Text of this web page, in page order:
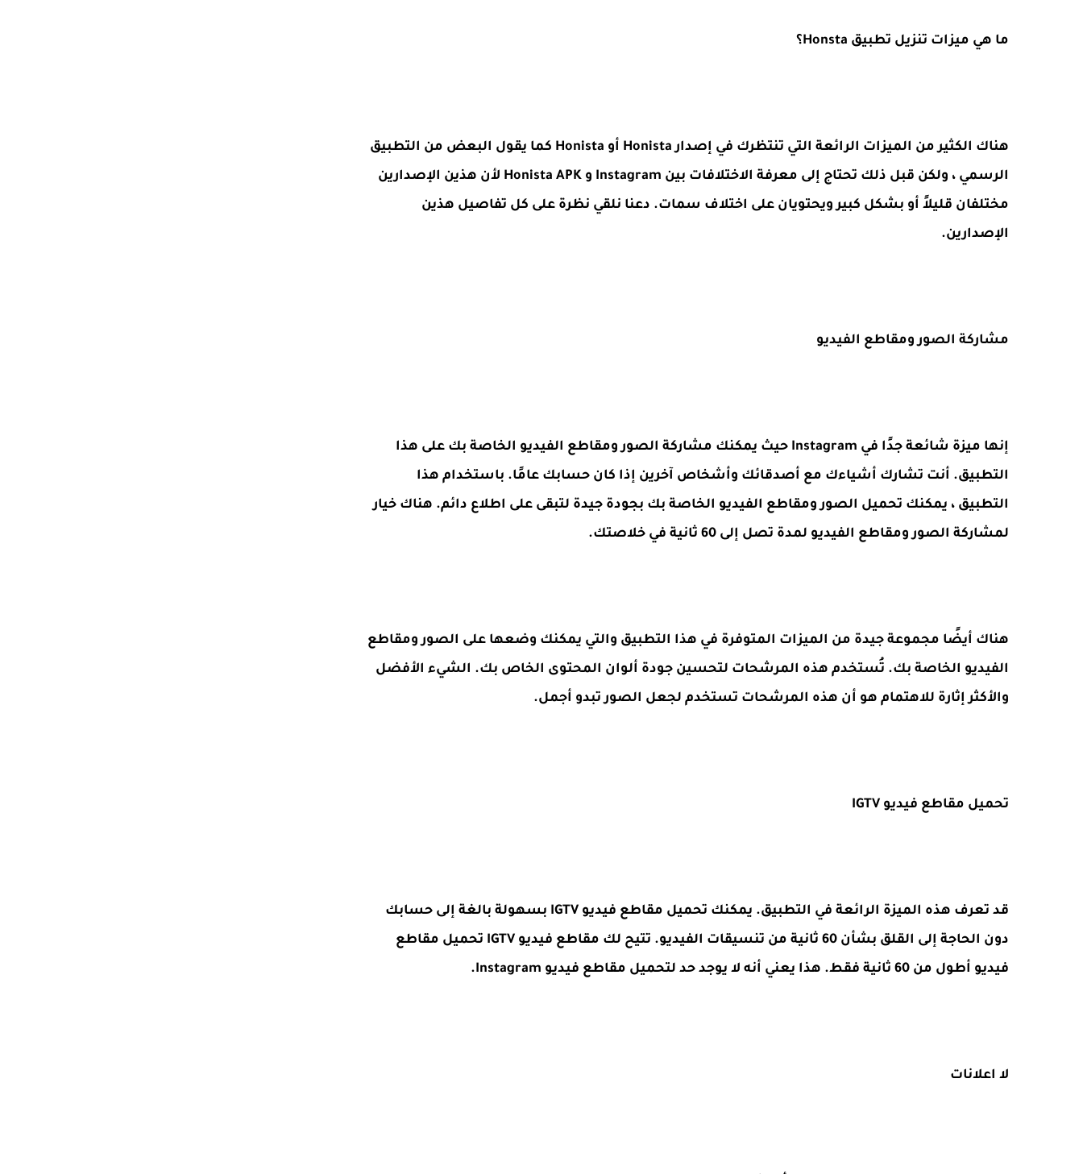
ما هي ميزات تنزيل تطبيق Honsta؟
هناك الكثير من الميزات الرائعة التي تنتظرك في إصدار Honista أو Honista كما يقول البعض من التطبيق
الرسمي ، ولكن قبل ذلك تحتاج إلى معرفة الاختلافات بين Instagram و Honista APK لأن هذين الإصدارين
مختلفان قليلاً أو بشكل كبير ويحتويان على اختلاف سمات. دعنا نلقي نظرة على كل تفاصيل هذين
الإصدارين.
مشاركة الصور ومقاطع الفيديو
إنها ميزة شائعة جدًا في Instagram حيث يمكنك مشاركة الصور ومقاطع الفيديو الخاصة بك على هذا
التطبيق. أنت تشارك أشياءك مع أصدقائك وأشخاص آخرين إذا كان حسابك عامًا. باستخدام هذا
التطبيق ، يمكنك تحميل الصور ومقاطع الفيديو الخاصة بك بجودة جيدة لتبقى على اطلاع دائم. هناك خيار
لمشاركة الصور ومقاطع الفيديو لمدة تصل إلى 60 ثانية في خلاصتك.
هناك أيضًا مجموعة جيدة من الميزات المتوفرة في هذا التطبيق والتي يمكنك وضعها على الصور ومقاطع
الفيديو الخاصة بك. تُستخدم هذه المرشحات لتحسين جودة ألوان المحتوى الخاص بك. الشيء الأفضل
والأكثر إثارة للاهتمام هو أن هذه المرشحات تستخدم لجعل الصور تبدو أجمل.
تحميل مقاطع فيديو IGTV
قد تعرف هذه الميزة الرائعة في التطبيق. يمكنك تحميل مقاطع فيديو IGTV بسهولة بالغة إلى حسابك
دون الحاجة إلى القلق بشأن 60 ثانية من تنسيقات الفيديو. تتيح لك مقاطع فيديو IGTV تحميل مقاطع
فيديو أطول من 60 ثانية فقط. هذا يعني أنه لا يوجد حد لتحميل مقاطع فيديو Instagram.
لا اعلانات